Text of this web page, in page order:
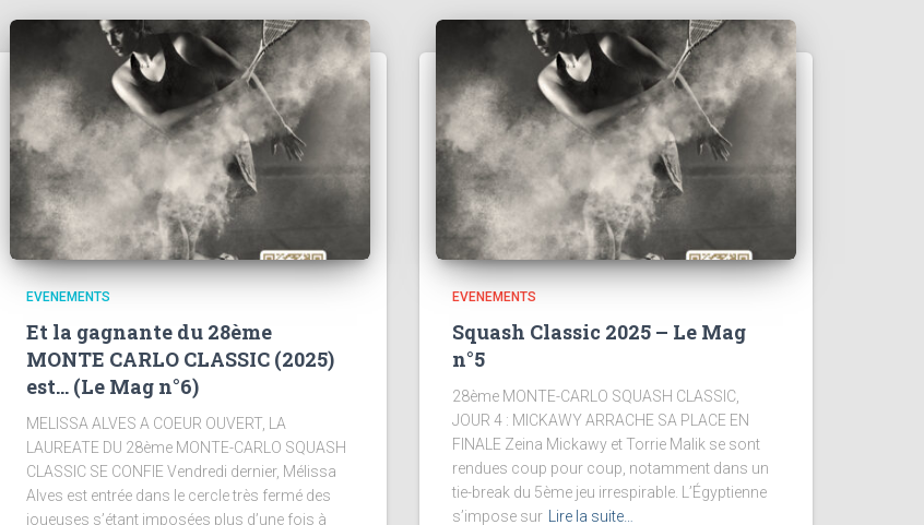
EVENEMENTS
Et la gagnante du 28ème
MONTE CARLO CLASSIC (2025)
est… (Le Mag n°6)
MELISSA ALVES A COEUR OUVERT, LA
LAUREATE DU 28ème MONTE-CARLO SQUASH
CLASSIC SE CONFIE Vendredi dernier, Mélissa
Alves est entrée dans le cercle très fermé des
joueuses s’étant imposées plus d’une fois à
EVENEMENTS
Squash Classic 2025 – Le Mag
n°5
28ème MONTE-CARLO SQUASH CLASSIC,
JOUR 4 : MICKAWY ARRACHE SA PLACE EN
FINALE Zeina Mickawy et Torrie Malik se sont
rendues coup pour coup, notamment dans un
tie-break du 5ème jeu irrespirable. L’Égyptienne
s’impose sur
Lire la suite…